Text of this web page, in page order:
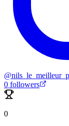
@
0 followers
0